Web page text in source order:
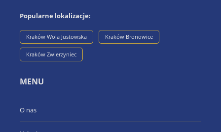
Popularne lokalizacje:
Kraków Wola Justowska Kraków Bronowice
Kraków Zwierzyniec
MENU
O nas